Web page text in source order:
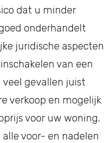
dat u minder
onderhandelt
juridische aspecten
van een
veel gevallen juist
verkoop en mogelijk
voor uw woning.
voor- en nadelen